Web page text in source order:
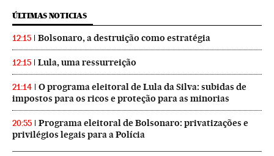
ÚLTIMAS NOTICIAS
12:15 Bolsonaro, a destruição como estratégia
12:15 Lula, uma ressurreição
21:14
O programa eleitoral de Lula da Silva: subidas de
impostos para os ricos e proteção para as minorias
20:55
Programa eleitoral de Bolsonaro: privatizações e
privilégios legais para a Polícia